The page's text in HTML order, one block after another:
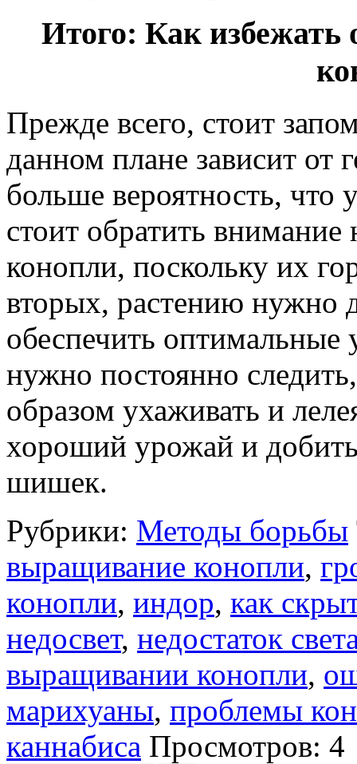
Итого: Как
Прежде всего, стоит
данном плане зависит от
больше вероятность, что
стоит обратить внимание
конопли, поскольку их
вторых, растению нужно
обеспечить
нужно постоянно
образом ухаживать и
хороший урожай и
шишек.
Рубрики: Методы борьбы
выращивание конопли,
конопли, индор, как
недосвет, недостаток
выращивании конопли,
марихуаны, проблемы
каннабиса Просмотров: 4